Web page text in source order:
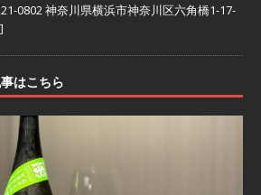
0802 神奈川県横浜市神奈川区六角橋1-17-
はこちら